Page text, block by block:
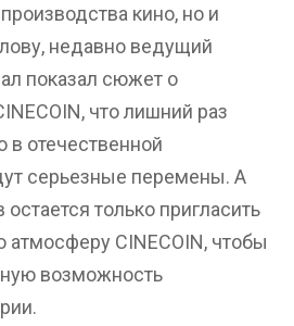
кино, но и
недавно ведущий
показал сюжет о
что лишний раз
в отечественной
серьезные перемены. А
только пригласить
атмосферу CINECOIN, чтобы
возможность